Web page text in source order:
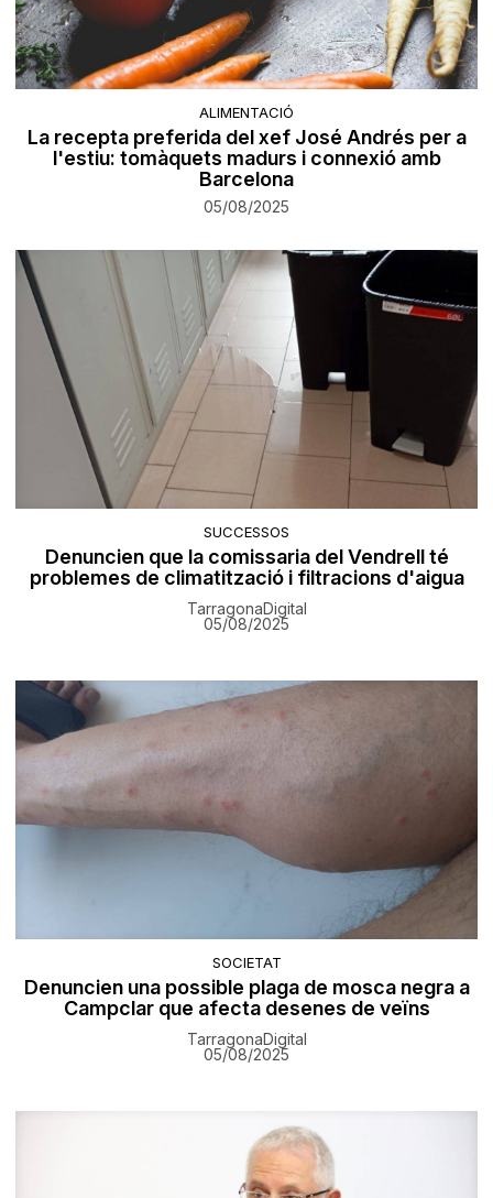
ALIMENTACIÓ
La recepta preferida del xef José Andrés per a
l'estiu: tomàquets madurs i connexió amb
Barcelona
05/08/2025
SUCCESSOS
Denuncien que la comissaria del Vendrell té
problemes de climatització i filtracions d'aigua
TarragonaDigital
05/08/2025
SOCIETAT
Denuncien una possible plaga de mosca negra a
Campclar que afecta desenes de veïns
TarragonaDigital
05/08/2025